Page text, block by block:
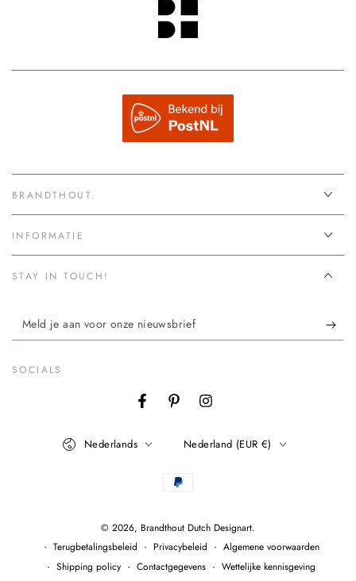
BRANDTHOUT.
INFORMATIE
STAY IN TOUCH!
Meld
je
aan
nieuwsbrief
SOCIALS
FacebookPinterestInstagram
© 2026, Brandthout Dutch Designart.
Terugbetalingsbeleid
Privacybeleid
Algemene voorwaarden
Shipping policy
Contactgegevens Wettelijke kennisgeving
Nederlands Nederland (EUR €)